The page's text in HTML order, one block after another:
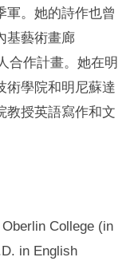
軍。她的詩作也曾
基藝術畫廊
合作計畫。她在明
術學院和明尼蘇達
教授英語寫作和文
College (in
in English